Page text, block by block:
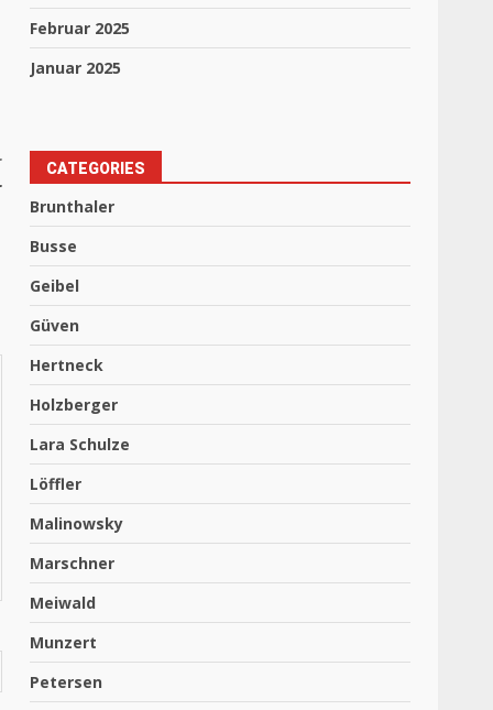
Februar 2025
Januar 2025
CATEGORIES
Brunthaler
Busse
Geibel
Güven
Hertneck
Holzberger
Lara Schulze
Löffler
Malinowsky
Marschner
Meiwald
Munzert
Petersen